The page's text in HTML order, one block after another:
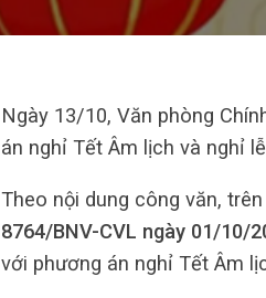
Ngày 13/10, Văn phòng
án nghỉ Tết Âm lịch và nghỉ
Theo nội dung công văn,
8764/BNV-CVL ngày 01/10/
với phương án nghỉ Tết Âm